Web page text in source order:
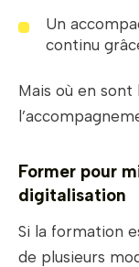
Un
continu
Mais où en
Former pour
digitalisation
Si la formation
de plusieurs